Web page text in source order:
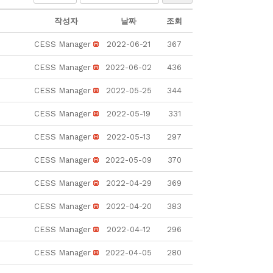
작성자 날짜 조회
CESS Manager 2022-06-21 367
CESS Manager 2022-06-02 436
CESS Manager 2022-05-25 344
CESS Manager 2022-05-19 331
CESS Manager 2022-05-13 297
CESS Manager 2022-05-09 370
CESS Manager 2022-04-29 369
CESS Manager 2022-04-20 383
CESS Manager 2022-04-12 296
CESS Manager 2022-04-05 280